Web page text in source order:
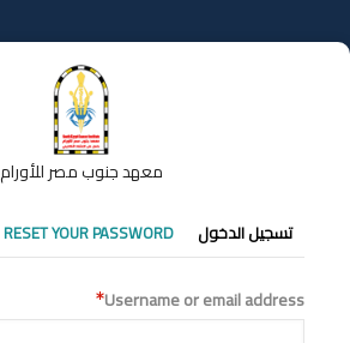
إلى
المحتوى
معهد جنوب مصر للأورام
التبويبات
الأساسية
تسجيل الدخول RESET YOUR PASSWORD
Username or email address